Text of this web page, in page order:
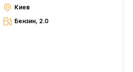
Киев
Бензин, 2.0